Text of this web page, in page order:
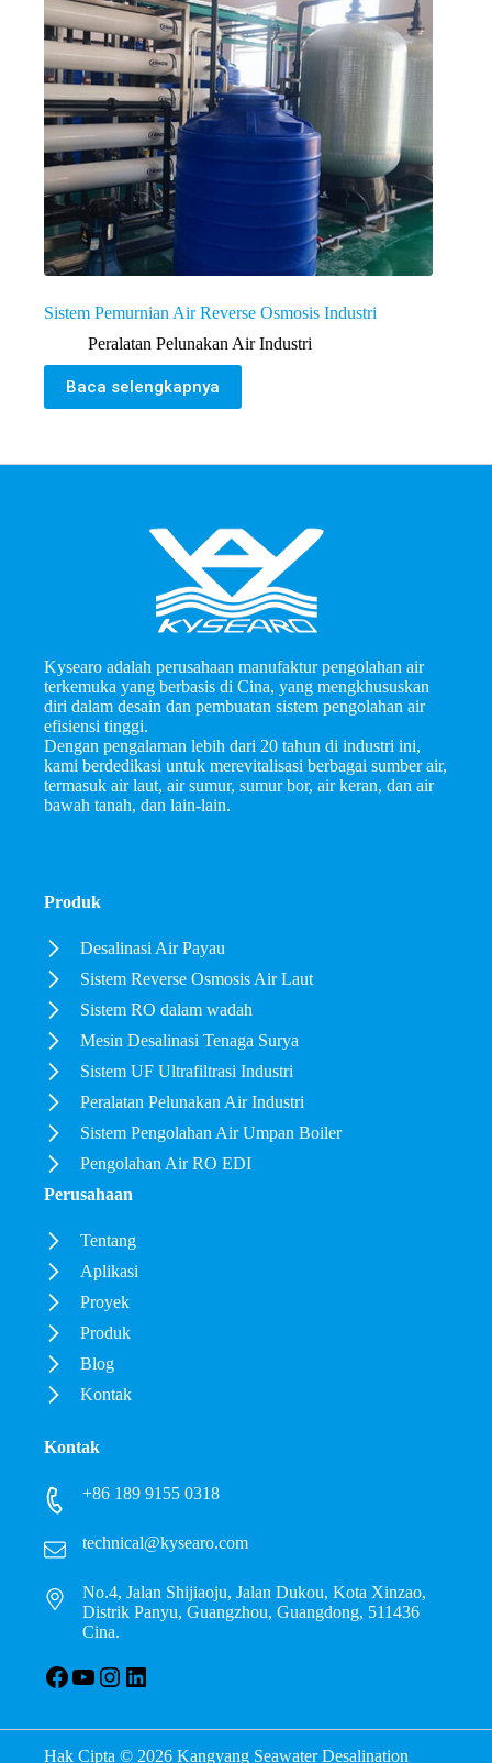
Sistem Pemurnian Air Reverse Osmosis Industri
Peralatan Pelunakan Air Industri
Baca selengkapnya
Kysearo adalah perusahaan manufaktur pengolahan air
terkemuka yang berbasis di Cina, yang mengkhususkan
diri dalam desain dan pembuatan sistem pengolahan air
efisiensi tinggi.
Dengan pengalaman lebih dari 20 tahun di industri ini,
kami berdedikasi untuk merevitalisasi berbagai sumber air,
termasuk air laut, air sumur, sumur bor, air keran, dan air
bawah tanah, dan lain-lain.
Produk
Desalinasi Air Payau
Sistem Reverse Osmosis Air Laut
Sistem RO dalam wadah
Mesin Desalinasi Tenaga Surya
Sistem UF Ultrafiltrasi Industri
Peralatan Pelunakan Air Industri
Sistem Pengolahan Air Umpan Boiler
Pengolahan Air RO EDI
Perusahaan
Tentang
Aplikasi
Proyek
Produk
Blog
Kontak
Kontak
+86 189 9155 0318
technical@kysearo.com
No.4, Jalan Shijiaoju, Jalan Dukou, Kota Xinzao,
Distrik Panyu, Guangzhou, Guangdong, 511436
Cina.
Facebook
YouTube
Instagram
LinkedIn
Hak Cipta © 2026 Kangyang Seawater Desalination